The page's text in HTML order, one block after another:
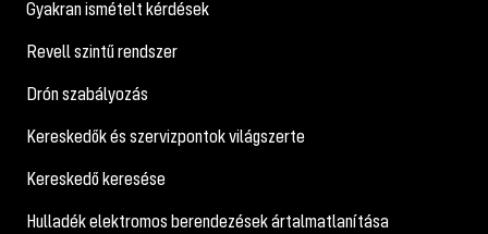
Gyakran ismételt kérdések
Revell szintű rendszer
Drón szabályozás
Kereskedők és szervizpontok világszerte
Kereskedő keresése
Hulladék elektromos berendezések ártalmatlanítása